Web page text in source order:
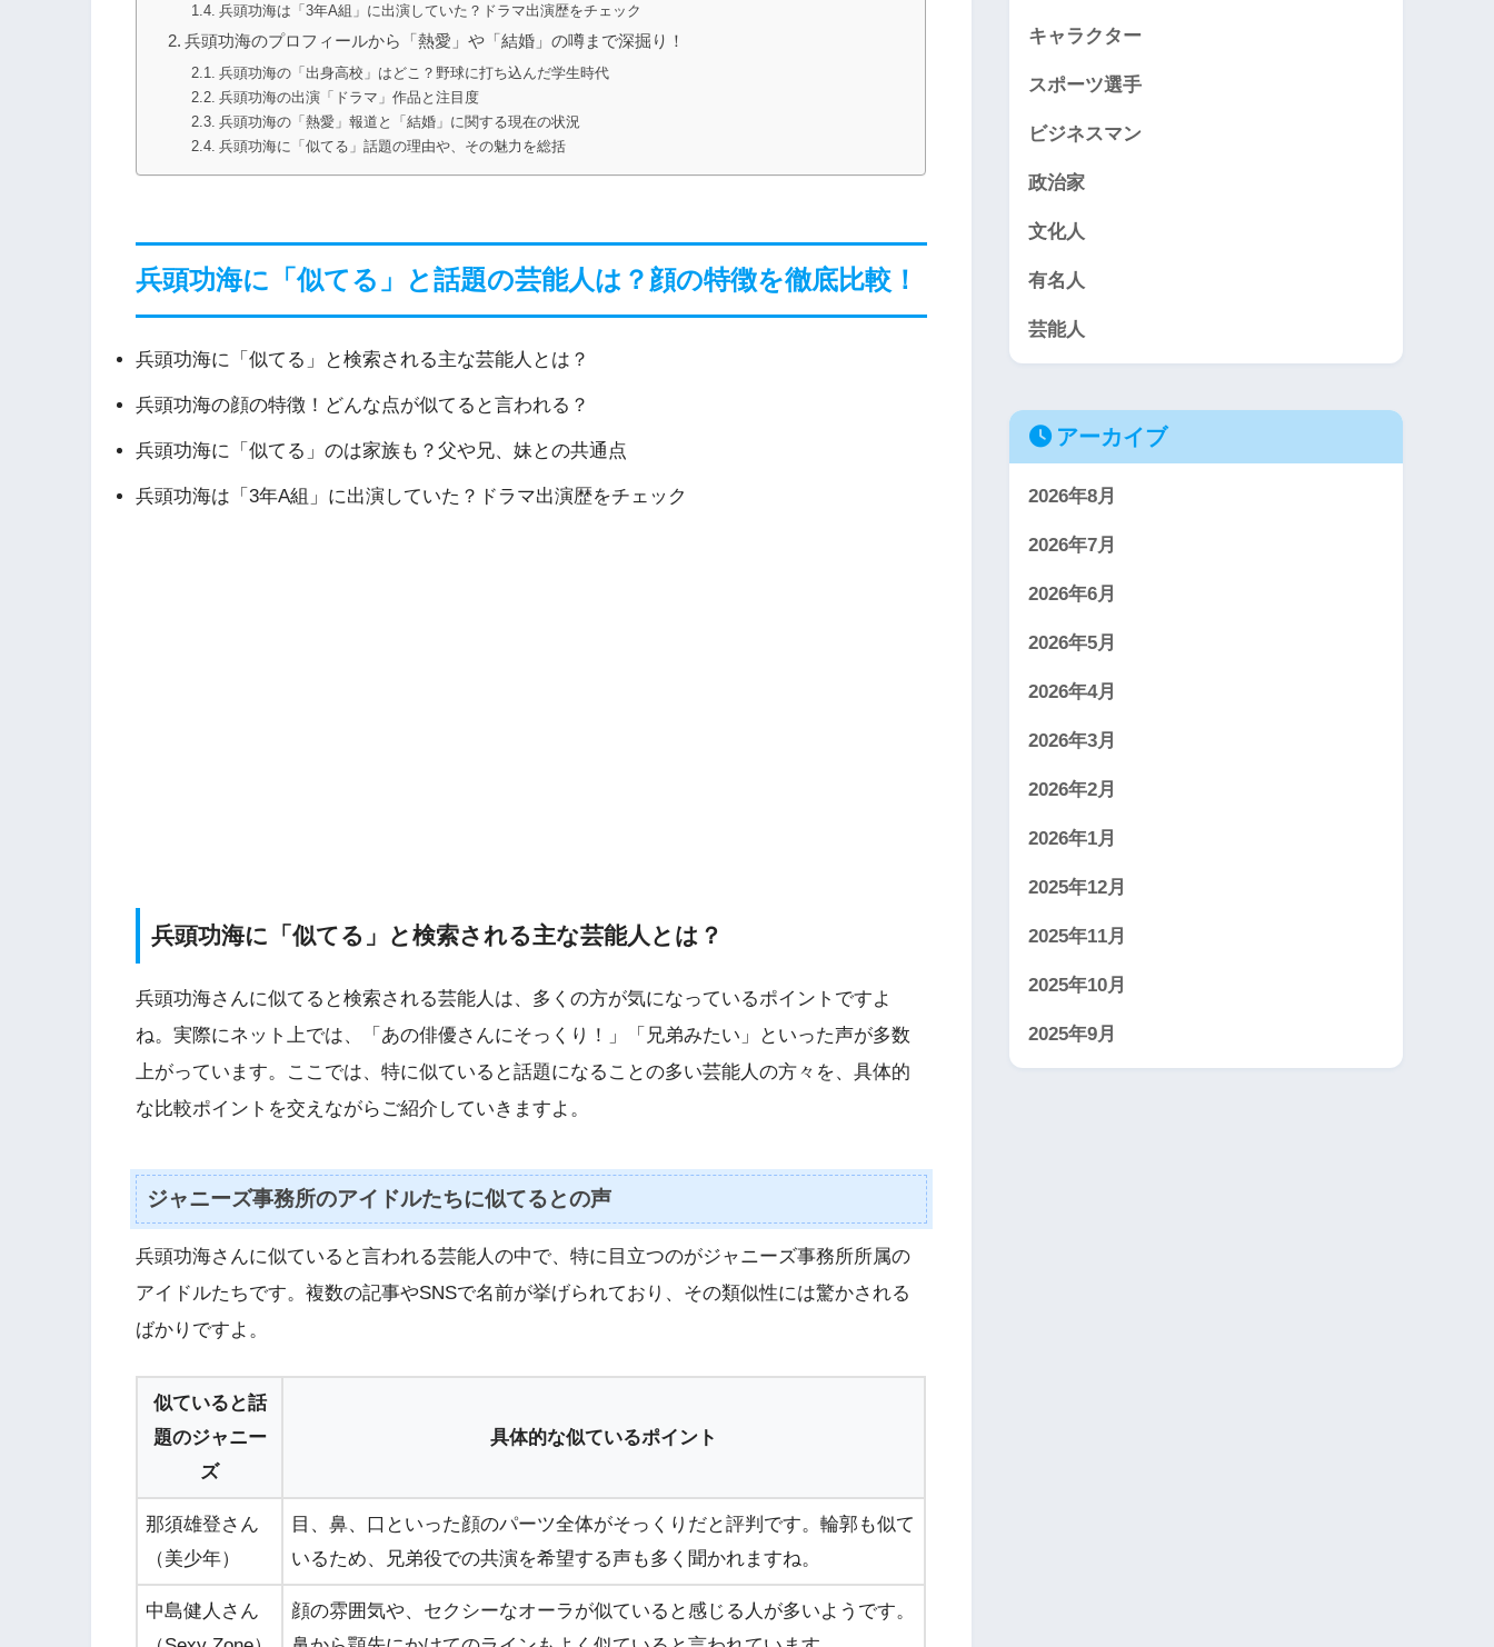
兵頭功海は「3年A組」に出演していた？ドラマ出演歴をチェック
兵頭功海のプロフィールから「熱愛」や「結婚」の噂まで深掘り！
兵頭功海の「出身高校」はどこ？野球に打ち込んだ学生時代
兵頭功海の出演「ドラマ」作品と注目度
兵頭功海の「熱愛」報道と「結婚」に関する現在の状況
兵頭功海に「似てる」話題の理由や、その魅力を総括
兵頭功海に「似てる」と話題の芸能人は？顔の特徴を徹底比較！
兵頭功海に「似てる」と検索される主な芸能人とは？
兵頭功海の顔の特徴！どんな点が似てると言われる？
兵頭功海に「似てる」のは家族も？父や兄、妹との共通点
兵頭功海は「3年A組」に出演していた？ドラマ出演歴をチェック
兵頭功海に「似てる」と検索される主な芸能人とは？
兵頭功海さんに似てると検索される芸能人は、多くの方が気になっているポイントですよ
ね。実際にネット上では、「あの俳優さんにそっくり！」「兄弟みたい」といった声が多数
上がっています。ここでは、特に似ていると話題になることの多い芸能人の方々を、具体的
な比較ポイントを交えながらご紹介していきますよ。
ジャニーズ事務所のアイドルたちに似てるとの声
兵頭功海さんに似ていると言われる芸能人の中で、特に目立つのがジャニーズ事務所所属の
アイドルたちです。複数の記事やSNSで名前が挙げられており、その類似性には驚かされる
ばかりですよ。
似ていると話
題のジャニー
ズ
具体的な似ているポイント
那須雄登さん
（美少年）
目、鼻、口といった顔のパーツ全体がそっくりだと評判です。輪郭も似て
いるため、兄弟役での共演を希望する声も多く聞かれますね。
中島健人さん
顔の雰囲気や、セクシーなオーラが似ていると感じる人が多いようです。
キャラクター
スポーツ選手
ビジネスマン
政治家
文化人
有名人
芸能人
アーカイブ
2026年8月
2026年7月
2026年6月
2026年5月
2026年4月
2026年3月
2026年2月
2026年1月
2025年12月
2025年11月
2025年10月
2025年9月